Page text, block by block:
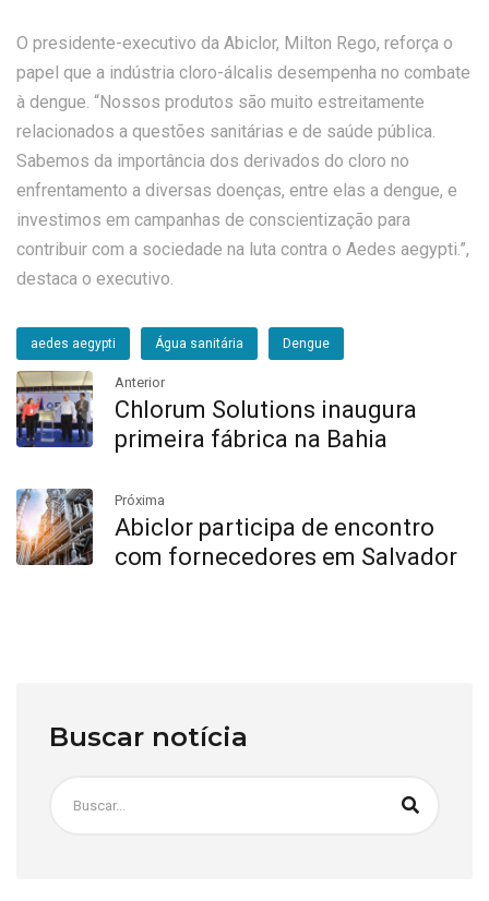
O presidente-executivo da Abiclor, Milton Rego, reforça o
papel que a indústria cloro-álcalis desempenha no combate
à dengue. “Nossos produtos são muito estreitamente
relacionados a questões sanitárias e de saúde pública.
Sabemos da importância dos derivados do cloro no
enfrentamento a diversas doenças, entre elas a dengue, e
investimos em campanhas de conscientização para
contribuir com a sociedade na luta contra o Aedes aegypti.”,
destaca o executivo.
aedes aegypti Água sanitária Dengue
Anterior
Chlorum Solutions inaugura
primeira fábrica na Bahia
Próxima
Abiclor participa de encontro
com fornecedores em Salvador
Buscar notícia